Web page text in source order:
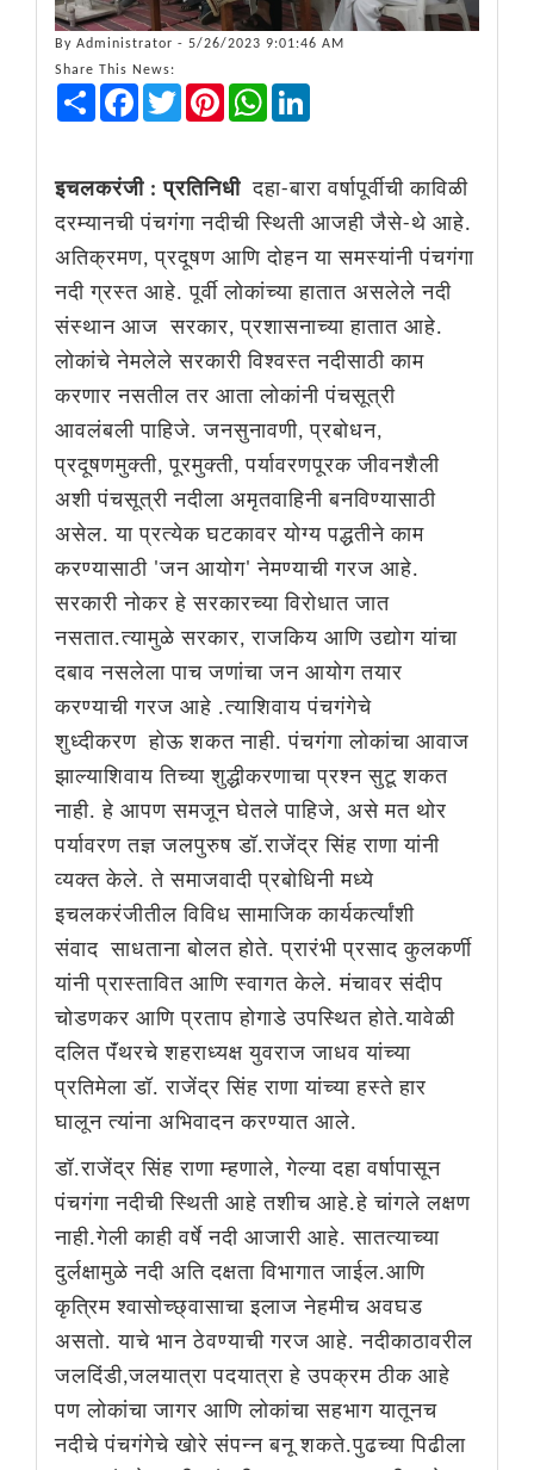
By Administrator - 5/26/2023 9:01:46 AM
Share This News:
Share
FacebookTwitter PinterestWhatsApp
इचलकरंजी : प्रतिनिधीदहा-बारा वर्षापूर्वीची काविळी
दरम्यानची पंचगंगा नदीची स्थिती आजही जैसे-थे आहे.
अतिक्रमण, प्रदूषण आणि दोहन या समस्यांनी पंचगंगा
नदी ग्रस्त आहे. पूर्वी लोकांच्या हातात असलेले नदी
संस्थान आज सरकार, प्रशासनाच्या हातात आहे.
लोकांचे नेमलेले सरकारी विश्वस्त नदीसाठी काम
करणार नसतील तर आता लोकांनी पंचसूत्री
आवलंबली पाहिजे. जनसुनावणी, प्रबोधन,
प्रदूषणमुक्ती, पूरमुक्ती, पर्यावरणपूरक जीवनशैली
अशी पंचसूत्री नदीला अमृतवाहिनी बनविण्यासाठी
असेल. या प्रत्येक घटकावर योग्य पद्धतीने काम
करण्यासाठी 'जन आयोग' नेमण्याची गरज आहे.
सरकारी नोकर हे सरकारच्या विरोधात जात
नसतात.त्यामुळे सरकार, राजकिय आणि उद्योग यांचा
दबाव नसलेला पाच जणांचा जन आयोग तयार
करण्याची गरज आहे .त्याशिवाय पंचगंगेचे
शुध्दीकरण होऊ शकत नाही. पंचगंगा लोकांचा आवाज
झाल्याशिवाय तिच्या शुद्धीकरणाचा प्रश्न सुटू शकत
नाही. हे आपण समजून घेतले पाहिजे, असे मत थोर
पर्यावरण तज्ञ जलपुरुष डॉ.राजेंद्र सिंह राणा यांनी
व्यक्त केले. ते समाजवादी प्रबोधिनी मध्ये
इचलकरंजीतील विविध सामाजिक कार्यकर्त्यांशी
संवाद साधताना बोलत होते. प्रारंभी प्रसाद कुलकर्णी
यांनी प्रास्तावित आणि स्वागत केले. मंचावर संदीप
चोडणकर आणि प्रताप होगाडे उपस्थित होते.यावेळी
दलित पॅंथरचे शहराध्यक्ष युवराज जाधव यांच्या
प्रतिमेला डॉ. राजेंद्र सिंह राणा यांच्या हस्ते हार
घालून त्यांना अभिवादन करण्यात आले.
डॉ.राजेंद्र सिंह राणा म्हणाले, गेल्या दहा वर्षापासून
पंचगंगा नदीची स्थिती आहे तशीच आहे.हे चांगले लक्षण
नाही.गेली काही वर्षे नदी आजारी आहे. सातत्याच्या
दुर्लक्षामुळे नदी अति दक्षता विभागात जाईल.आणि
कृत्रिम श्वासोच्छ्वासाचा इलाज नेहमीच अवघड
असतो. याचे भान ठेवण्याची गरज आहे. नदीकाठावरील
जलदिंडी,जलयात्रा पदयात्रा हे उपक्रम ठीक आहे
पण लोकांचा जागर आणि लोकांचा सहभाग यातूनच
नदीचे पंचगंगेचे खोरे संपन्न बनू शकते.पुढच्या पिढीला